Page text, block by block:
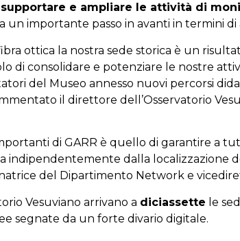
supportare e ampliare le attività di
un importante passo in avanti in termini di
ottica la nostra sede storica è un
di consolidare e potenziare le nostre
del Museo annesso nuovi percorsi
il direttore dell’Osservatorio
di GARR è quello di garantire a
indipendentemente dalla localizzazione
del Dipartimento Network e
Vesuviano arrivano a diciassette le
segnate da un forte divario digitale.